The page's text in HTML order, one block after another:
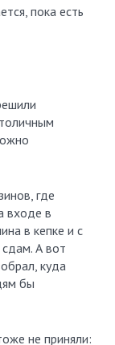
пока есть
где
входе в
в кепке и с
А вот
куда
бы
не приняли: